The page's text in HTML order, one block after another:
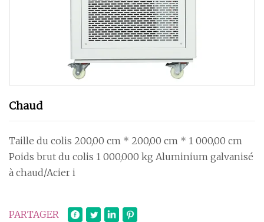
Chaud
Taille du colis 200,00 cm * 200,00 cm * 1 000,00 cm
Poids brut du colis 1 000,000 kg Aluminium galvanisé
à chaud/Acier i
PARTAGER